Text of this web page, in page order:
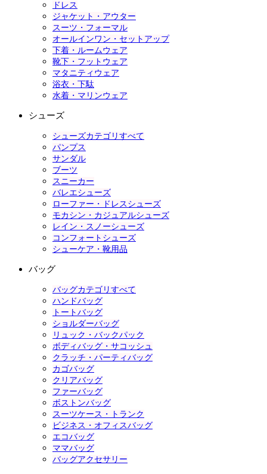
ドレス
ジャケット・アウター
スーツ・フォーマル
オールインワン・セットアップ
下着・ルームウェア
靴下・フットウェア
マタニティウェア
浴衣・下駄
水着・マリンウェア
シューズ
シューズカテゴリすべて
パンプス
サンダル
ブーツ
スニーカー
バレエシューズ
ローファー・ドレスシューズ
モカシン・カジュアルシューズ
レイン・スノーシューズ
コンフォートシューズ
シューケア・靴用品
バッグ
バッグカテゴリすべて
ハンドバッグ
トートバッグ
ショルダーバッグ
リュック・バックパック
ボディバッグ・サコッシュ
クラッチ・パーティバッグ
カゴバッグ
クリアバッグ
ファーバッグ
ボストンバッグ
スーツケース・トランク
ビジネス・オフィスバッグ
エコバッグ
ママバッグ
バッグアクセサリー